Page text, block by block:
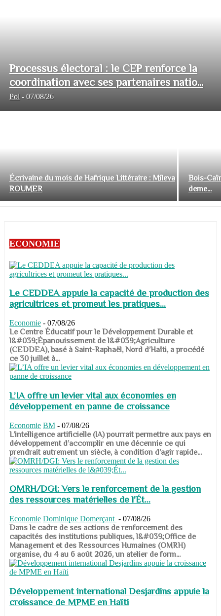
Processus électoral : le CEP renforce la
coordination avec ses partenaires natio...
Pol - 07/08/26
Écrivaine du mois de Hafrique Littéraire : Mileva
ROUMER
Bois-
deme...
ECONOMIE
Le CEDDEA appuie la capacité de production des
agricultrices et promeut les pratiques...
Economie - 07/08/26
​​​​​​​Le Centre Éducatif pour le Développement Durable et
l&#039;Épanouissement de l&#039;Agriculture
(CEDDEA), basé à Saint-Raphaël, Nord d’Haïti, a procédé
ce 30 juillet à...
L’IA offre un levier vital aux économies en
développement en panne de croissance
Economie BM - 07/08/26
​​​​​​​L’intelligence artificielle (IA) pourrait permettre aux pays en
développement d’accomplir en une décennie ce qui
prendrait autrement un siècle, à condition d’agir rapide...
OMRH/DGI: Vers le renforcement de la gestion
des ressources matérielles de l'Ét...
Economie Dominique Domerçant - 07/08/26
Dans le cadre de ses actions de renforcement des
capacités des institutions publiques, l&#039;Office de
Management et des Ressources Humaines (OMRH)
organise, du 4 au 6 août 2026, un atelier de form...
Développement international Desjardins appuie la
croissance de MPME en Haïti